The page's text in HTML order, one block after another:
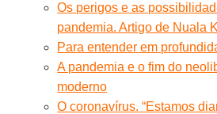
Os perigos e as
pandemia. Artigo de Nuala
Para entender em
A pandemia e o fim do
moderno
O coronavírus. “Estamos